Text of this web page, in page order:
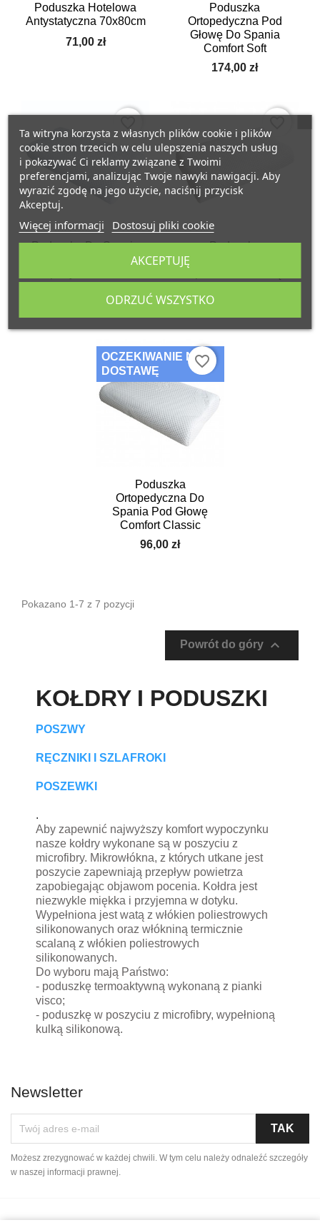
Ta witryna korzysta z własnych plików cookie i plików
cookie stron trzecich w celu ulepszenia naszych usług
i pokazywać Ci reklamy związane z Twoimi
preferencjami, analizując Twoje nawyki nawigacji. Aby
wyrazić zgodę na jego użycie, naciśnij przycisk
Akceptuj.
Więcej informacji Dostosuj pliki cookie
ODRZUĆ WSZYSTKO
AKCEPTUJĘ
Poduszka Hotelowa
Antystatyczna 70x80cm
71,00 zł
Poduszka
Ortopedyczna Pod
Głowę Do Spania
Comfort Soft
174,00 zł
Poduszka Do Spania
155,00 zł
Poduszka
155,00 zł
Poduszka
Ortopedyczna Do
Spania Pod Głowę
Comfort Classic
96,00 zł
OCZEKIWANIE NA
DOSTAWĘ
favorite_border
Pokazano 1-7 z 7 pozycji
Powrót do góry 
KOŁDRY I PODUSZKI
POSZWY
RĘCZNIKI I SZLAFROKI
POSZEWKI
.
Aby zapewnić najwyższy komfort wypoczynku
nasze kołdry wykonane są w poszyciu z
microfibry. Mikrowłókna, z których utkane jest
poszycie zapewniają przepływ powietrza
zapobiegając objawom pocenia. Kołdra jest
niezwykle miękka i przyjemna w dotyku.
Wypełniona jest watą z włókien poliestrowych
silikonowanych oraz włókniną termicznie
scalaną z włókien poliestrowych
silikonowanych.
Do wyboru mają Państwo:
- poduszkę termoaktywną wykonaną z pianki
visco;
- poduszkę w poszyciu z microfibry, wypełnioną
kulką silikonową.
Newsletter
Możesz zrezygnować w każdej chwili. W tym celu należy odnaleźć szczegóły
w naszej informacji prawnej.